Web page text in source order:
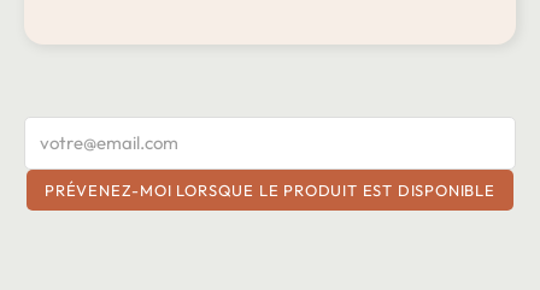
PRÉVENEZ-MOI LORSQUE LE PRODUIT EST DISPONIBLE